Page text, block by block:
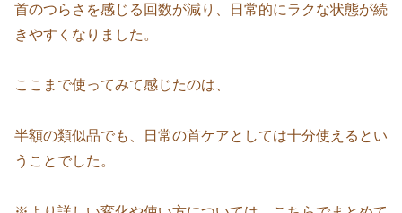
首のつらさを感じる回数が減り、日常的にラクな状態が続
きやすくなりました。
ここまで使ってみて感じたのは、
半額の類似品でも、日常の首ケアとしては十分使えるとい
うことでした。